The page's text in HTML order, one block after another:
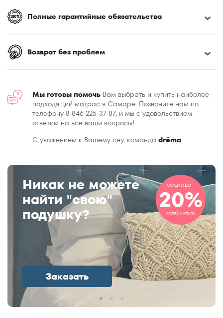
Полные гарантийные обязательства
Возврат без проблем
Мы готовы помочь Вам выбрать и купить наиболее
подходящий матрас в Самаре. Позвоните нам по
телефону 8 846 225-37-87, и мы с удовольствием
ответим на все ваши вопросы!
С уважением к Вашему сну, команда drёma
Никак не можете
найти "свою"
подушку?
Заказать
СКИДКИ ДО
20%
УСПЕЙ КУПИТЬ